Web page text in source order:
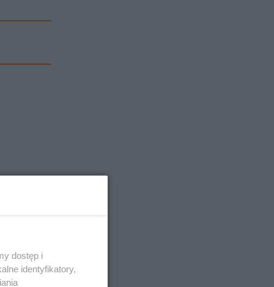
dostęp i
identyfikatory,